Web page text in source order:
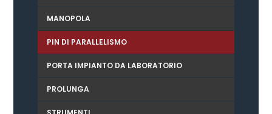
MANOPOLA
PIN DI PARALLELISMO
PORTA IMPIANTO DA LABORATORIO
PROLUNGA